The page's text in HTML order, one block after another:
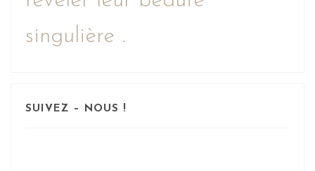
singulière .
SUIVEZ – NOUS !